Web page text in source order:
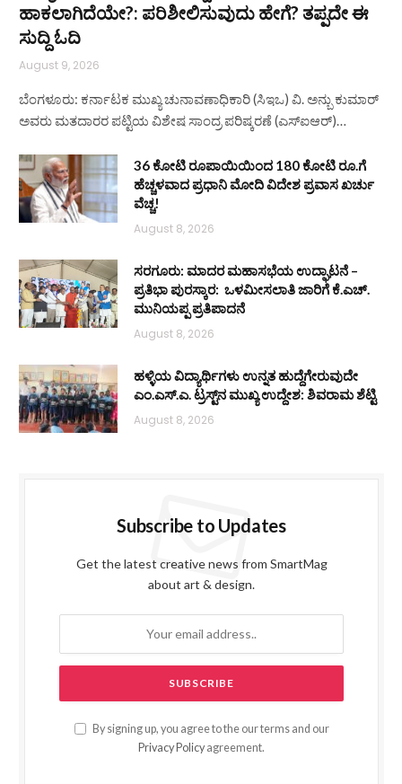
ಹಾಕಲಾಗಿದೆಯೇ?: ಪರಿಶೀಲಿಸುವುದು ಹೇಗೆ? ತಪ್ಪದೇ ಈ
ಸುದ್ದಿ ಓದಿ
August 9, 2026
ಬೆಂಗಳೂರು: ಕರ್ನಾಟಕ ಮುಖ್ಯ ಚುನಾವಣಾಧಿಕಾರಿ (ಸಿಇಒ) ವಿ. ಅನ್ಬು ಕುಮಾರ್
ಅವರು ಮತದಾರರ ಪಟ್ಟಿಯ ವಿಶೇಷ ಸಾಂದ್ರ ಪರಿಷ್ಕರಣೆ (ಎಸ್‌ಐಆರ್)…
36 ಕೋಟಿ ರೂಪಾಯಿಯಿಂದ 180 ಕೋಟಿ ರೂ.ಗೆ
ಹೆಚ್ಚಳವಾದ ಪ್ರಧಾನಿ ಮೋದಿ ವಿದೇಶ ಪ್ರವಾಸ ಖರ್ಚು
ವೆಚ್ಚ!
August 8, 2026
ಸರಗೂರು: ಮಾದರ ಮಹಾಸಭೆಯ ಉದ್ಘಾಟನೆ –
ಪ್ರತಿಭಾ ಪುರಸ್ಕಾರ: ಒಳಮೀಸಲಾತಿ ಜಾರಿಗೆ ಕೆ.ಎಚ್.
ಮುನಿಯಪ್ಪ ಪ್ರತಿಪಾದನೆ
August 8, 2026
ಹಳ್ಳಿಯ ವಿದ್ಯಾರ್ಥಿಗಳು ಉನ್ನತ ಹುದ್ದೆಗೇರುವುದೇ
ಎಂ.ಎಸ್.ಎ. ಟ್ರಸ್ಟ್‌ನ ಮುಖ್ಯ ಉದ್ದೇಶ: ಶಿವರಾಮ ಶೆಟ್ಟಿ
August 8, 2026
Subscribe to Updates
Get the latest creative news from SmartMag
about art & design.
By signing up, you agree to the our terms and our
Privacy Policy agreement.